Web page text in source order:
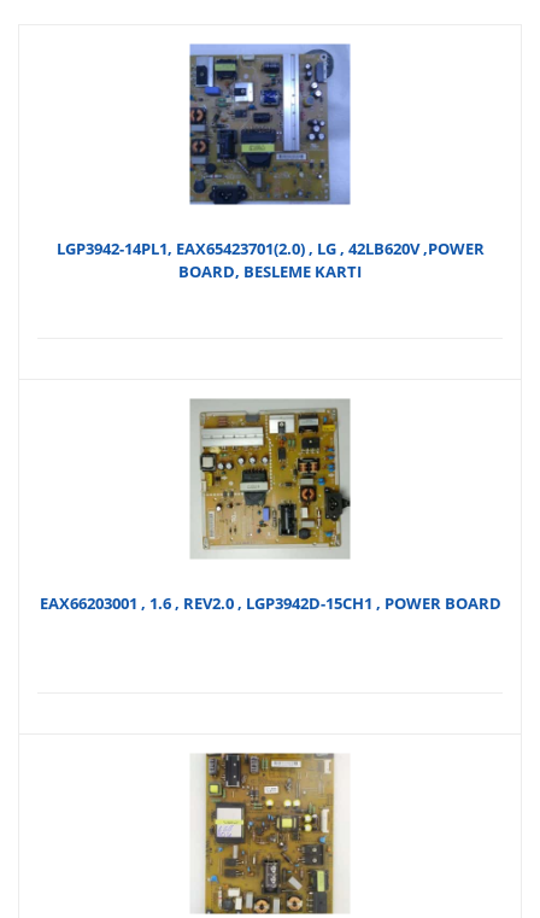
LGP3942-14PL1, EAX65423701(2.0) , LG , 42LB620V ,POWER
BOARD, BESLEME KARTI
EAX66203001 , 1.6 , REV2.0 , LGP3942D-15CH1 , POWER BOARD